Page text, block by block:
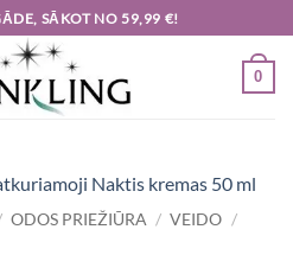
SĀKOT NO 59,99 €!
0
ODOS PRIEŽIŪRA / VEIDO /